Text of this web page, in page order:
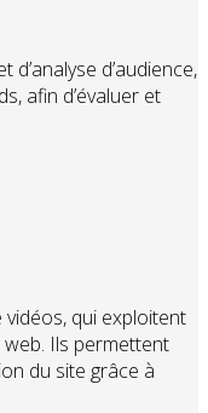
d’audience,
afin d’évaluer et
qui exploitent
Ils permettent
du site grâce à